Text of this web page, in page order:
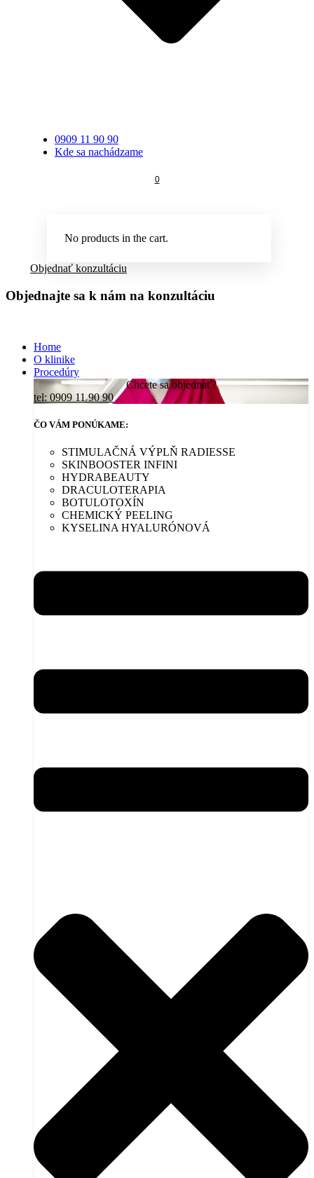
0909 11 90 90
Kde sa nachádzame
0
No products in the cart.
Objednať konzultáciu
Objednajte sa k nám na konzultáciu
Home
O klinike
Procedúry
Chcete sa objednať?
tel: 0909 11 90 90
ČO VÁM PONÚKAME:
STIMULAČNÁ VÝPLŇ RADIESSE
SKINBOOSTER INFINI
HYDRABEAUTY
DRACULOTERAPIA
BOTULOTOXÍN
CHEMICKÝ PEELING
KYSELINA HYALURÓNOVÁ